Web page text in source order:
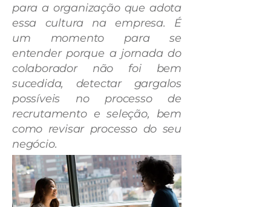
para a organização que adota
essa cultura na empresa. É
um momento para se
entender porque a jornada do
colaborador não foi bem
sucedida, detectar gargalos
possíveis no processo de
recrutamento e seleção, bem
como revisar processo do seu
negócio.